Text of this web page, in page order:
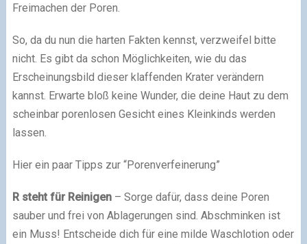
Freimachen der Poren.
So, da du nun die harten Fakten kennst, verzweifel bitte
nicht. Es gibt da schon Möglichkeiten, wie du das
Erscheinungsbild dieser klaffenden Krater verändern
kannst. Erwarte bloß keine Wunder, die deine Haut zu dem
scheinbar porenlosen Gesicht eines Kleinkinds werden
lassen.
Hier ein paar Tipps zur “Porenverfeinerung”
R steht für Reinigen– Sorge dafür, dass deine Poren
sauber und frei von Ablagerungen sind. Abschminken ist
ein Muss! Entscheide dich für eine milde Waschlotion oder